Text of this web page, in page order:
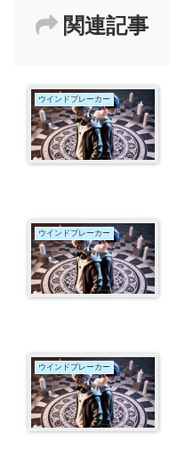
関連記事
ウインドブレーカー
ウインドブレーカー
ウインドブレーカー